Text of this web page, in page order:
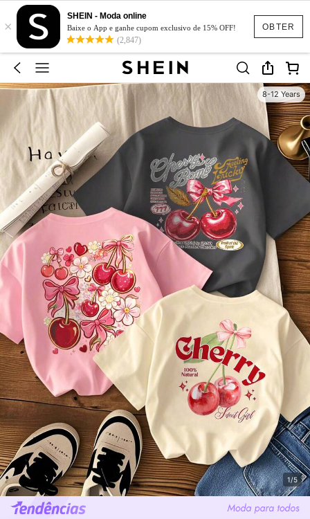
OBTER
×
SHEIN - Moda online
Baixe o App e ganhe cupom exclusivo de 15% OFF!
(2,847)
8-12 Years
1/5